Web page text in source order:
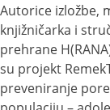
Autorice izložbe,
knjižničarka i
prehrane
su projekt
preveniranje